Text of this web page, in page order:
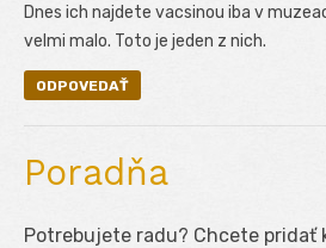
Dnes ich najdete vacsinou iba v
velmi malo. Toto je jeden z nich.
ODPOVEDAŤ
Poradňa
Potrebujete radu? Chcete pridať